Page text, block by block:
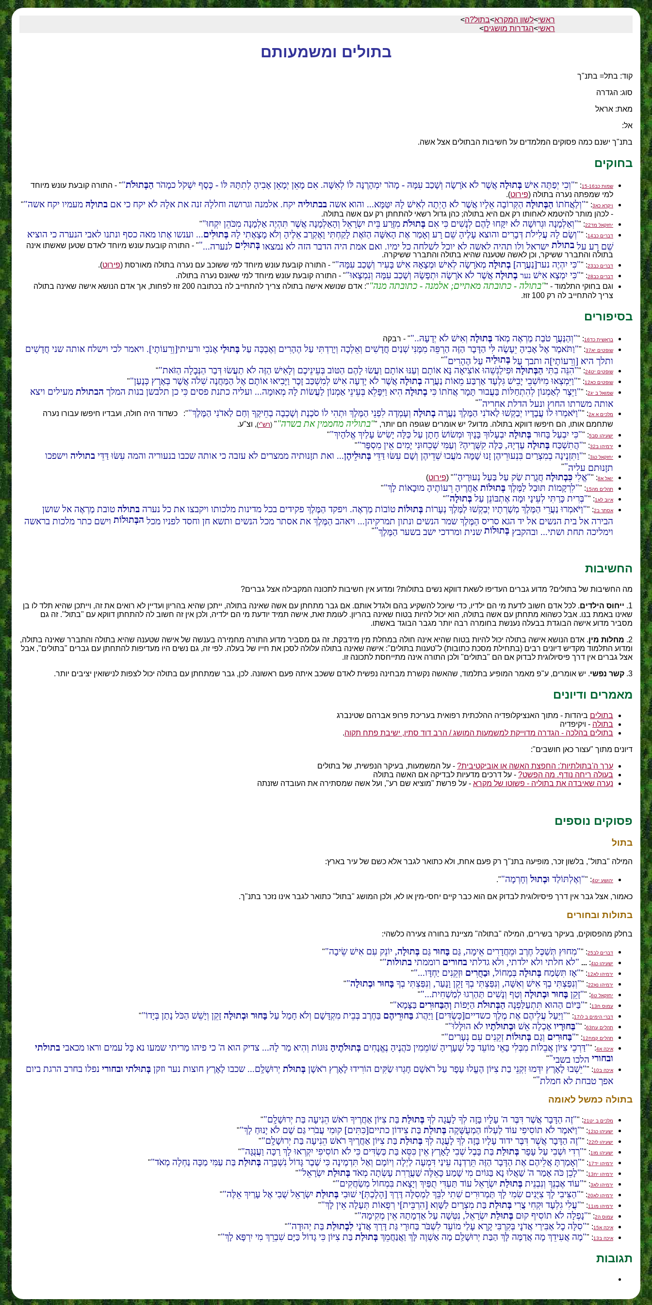
ראשי>לשון המקרא>בתול?ה>
ראשי>הגדרות מושגים>
בתולים ומשמעותם
קוד: בתל= בתנ"ך
סוג: הגדרה
מאת: אראל
אל:
בתנ"ך ישנם כמה פסוקים המלמדים על חשיבות הבתולים אצל אשה.
בחוקים
שמות כב15-16 : " וְכִי יְפַתֶּה אִישׁ בְּתוּלָה אֲשֶׁר לֹא אֹרָשָׂה וְשָׁכַב עִמָּהּ - מָהֹר יִמְהָרֶנָּה לּוֹ לְאִשָּׁה. אִם מָאֵן יְמָאֵן אָבִיהָ לְתִתָּהּ לּוֹ - כֶּסֶף יִשְׁקֹל כמָהֹר הַבְּתוּלֹת " - התורה קובעת עונש מיוחד
למי שמפתה נערה בתולה (פירוט).
ויקרא כא3 : " וְלַאֲחֹתוֹ הַבְּתוּלָה הַקְּרוֹבָה אֵלָיו אֲשֶׁר לֹא הָיְתָה לְאִישׁ לָהּ יִטַּמָּא... והוא אשה בבתוליה יקח. אלמנה וגרושה וחללָהּ זנה את אלָהּ לֹא יקח כי אם בתולָהּ מעמיו יקח אשה "
- לכהן מותר להיטמא לאחותו רק אם היא בתולה; כהן גדול רשאי להתחתן רק עם אשה בתולה.
יחזקאל מד22 : " וְאַלְמָנָה וּגְרוּשָׁה לֹא יִקָּחוּ לָהֶם לְנָשִׁים כִּי אִם בְּתוּלֹת מִזֶּרַע בֵּית יִשְׂרָאֵל וְהָאַלְמָנָה אֲשֶׁר תִּהְיֶה אַלְמָנָה מִכֹּהֵן יִקְחוּ "
דברים כב14 : " וְשָׂם לָהּ עֲלִילֹת דְּבָרִים והוצא עָלֶיהָ שֵׁם רָע וְאָמַר אֶת הָאִשָּׁה הַזֹּאֶת לָקַחְתִּי וָאֶקְרַב אֵלֶיהָ וְלֹא מָצָאֶתִי לָהּ בְּתוּלִים... וענשו אֶתו מאה כסף ונתנו לאבי הנערה כי הוציא
שֵׁם רָע על בתולת ישראל ולו תהיה לאשה לא יוכל לשלחה כל ימיו. ואם אמת היה הדבר הזה לא נמצאו בְּתוּלִים לנערה...
" - התורה קובעת עונש מיוחד לאדם שטען שאשתו אינה
בתולה והתברר ששיקר, וכן לאשה שטענה שהיא בתולה והתברר ששיקרה.
דברים כב23 : " כִּי יִהְיֶה נער[נַעֲרָה] בְתוּלָה מְאֹרָשָׂה לְאִישׁ וּמְצָאָהּ אִישׁ בָּעִיר וְשָׁכַב עִמָּהּ " - התורה קובעת עונש מיוחד למי ששוכב עם נערה בתולה מאורסת (פירוט).
דברים כב28 : " כִּי יִמְצָא אִישׁ נער בְתוּלָה אֲשֶׁר לֹא אֹרָשָׂה וּתְפָשָׂהּ וְשָׁכַב עִמָּהּ וְנִמְצָאוּ " - התורה קובעת עונש מיוחד למי שאונס נערה בתולה.
וגם בחוקי התלמוד - " בתולה - כתובתה מאתיים; אלמנה - כתובתה מנה
": אדם שנושא אישה בתולה צריך להתחייב לה בכתובה 200 זוז לפחות, אך אדם הנושא אישה שאינה בתולה
צריך להתחייב לה רק 100 זוז.
בסיפורים
בראשית כד16 : " וְהַנַּעֲרָ טֹבַת מַרְאֶה מְאֹד בְּתוּלָה וְאִישׁ לֹא יְדָעָהּ.. " - רבקה
שופטים יא37 : " וַתֹּאמֶר אֶל אָבִיהָ יֵעָשֶׂה לִּי הַדָּבָר הַזֶּה הַרְפֵּה מִמֶּנִּי שְׁנַיִם חֳדָשִׁים וְאֵלְכָה וְיָרַדְתִּי עַל הֶהָרִים וְאֶבְכֶּה עַל בְּתוּלַי אָנֹכִי ורעיתי[וְרֵעוֹתָי]. ויאמר לכי וישלח אותה שני חֳדָשִׁים
ותלך היא [וְרֵעוֹתָי]ה ותבך עַל בְּתוּלַיה עַל הֶהָרִים "
שופטים יט24 : " הִנֵּה בִתִּי הַבְּתוּלָה וּפִילַגְשֵׁהוּ אוֹצִיאָה נָּא אוֹתָם וְעַנּוּ אוֹתָם וַעֲשׂוּ לָהֶם הַטּוֹב בְּעֵינֵיכֶם וְלָאִישׁ הַזֶּה לֹא תַעֲשׂוּ דְּבַר הַנְּבָלָה הַזֹּאת "
שופטים כא12 : " וַיִּמְצְאוּ מִיּוֹשְׁבֵי יָבֵישׁ גִּלְעָד אַרְבַּע מֵאוֹת נַעֲרָה בְתוּלָה אֲשֶׁר לֹא יָדְעָה אִישׁ לְמִשְׁכַּב זָכָר וַיָּבִיאוּ אוֹתָם אֶל הַמַּחֲנֶה שִׁלֹה אֲשֶׁר בְּאֶרֶץ כְּנָעַן "
שמואל ב יג2 : " וַיֵּצֶר לְאַמְנוֹן לְהִתְחַלּוֹת בַּעֲבוּר תָּמָר אֲחֹתוֹ כִּי בְתוּלָה הִיא וַיִּפָּלֵא בְּעֵינֵי אַמְנוֹן לַעֲשׂוֹת לָהּ מְאוּמָה... ועליה כתנת פסים כִּי כן תלבשן בנות המלך הבתולת מעילים ויצא
אותה משרתו החוץ ונעל הדלת אחריה "
מלכים א א2 : " וַיֹּאמְרוּ לוֹ עֲבָדָיו יְבַקְשׁוּ לַאדֹנִי הַמֶּלֶךְ נַעֲרָה בְתוּלָה וְעָמְדָה לִפְנֵי הַמֶּלֶךְ וּתְהִי לוֹ סֹכֶנֶת וְשָׁכְבָה בְחֵיקֶךָ וְחַם לַאדֹנִי הַמֶּלֶךְ ": כשדוד היה חולה, ועבדיו חיפשו עבורו נערה
שתחמם אותו, הם חיפשו דווקא בתולה. מדוע? יש אומרים שגופה חם יותר, " בתוליה מחממין את בשרה "
(רש"י), וצ"ע.
ישעיהו סב5 : " כִּי יִבְעַל בָּחוּר בְּתוּלָה יִבְעָלוּךְ בָּנָיִךְ וּמְשׂוֹשׂ חָתָן עַל כַּלָּה יָשִׂישׂ עָלַיִךְ אֱלֹהָיִךְ "
ירמיהו ב32 : " הֲתִשְׁכַּח בְּתוּלָה עֶדְיָהּ, כַּלָּה קִשֻּׁרֶיהָ? וְעַמִּי שְׁכֵחוּנִי יָמִים אֵין מִסְפָּר "
יחזקאל כג3 : " וַתִּזְנֶינָה בְמִצְרַיִם בִּנְעוּרֵיהֶן זָנוּ שָׁמָּה מֹעֲכוּ שְׁדֵיהֶן וְשָׁם עִשּׂוּ דַּדֵּי בְּתוּלֵיהֶן... ואת תזָנוּתיה ממצרים לא עזבה כי אותה שכבו בנעוריה והמה עִשּׂוּ דַּדֵּי בתוליה וישפכו
תזָנוּתם עליה "
יואל א8 : " אֱלִי כִּבְתוּלָה חֲגֻרַת שַׂק עַל בַּעַל נְעוּרֶיהָ " (פירוט)
תהלים מה15 : " לִרְקָמוֹת תּוּבַל לַמֶּלֶךְ בְּתוּלוֹת אַחֲרֶיהָ רֵעוֹתֶיהָ מוּבָאוֹת לָךְ "
איוב לא1 : " בְּרִית כָּרַתִּי לְעֵינָי וּמָה אֶתְבּוֹנֵן עַל בְּתוּלָה "
אסתר ב2 : " וַיֹּאמְרוּ נַעֲרֵי הַמֶּלֶךְ מְשָׁרְתָיו יְבַקְשׁוּ לַמֶּלֶךְ נְעָרוֹת בְּתוּלוֹת טוֹבוֹת מַרְאֶה. ויפקד הַמֶּלֶךְ פקידים בכל מדינות מלכותו ויקבצו את כל נערה בתולה טובת מַרְאֶה אל שושן
הבירה אל בית הנשים אל יד הגא סריס הַמֶּלֶךְ שמר הנשים ונתון תמרקיהן... ויאהב הַמֶּלֶךְ את אסתר מכל הנשים ותשא חן וחסד לפניו מכל הבְּתוּלוֹת וישם כתר מלכות בראשה
וימליכה תחת ושתי... ובהקבץ בְּתוּלוֹת שנית ומרדכי ישב בשער הַמֶּלֶךְ "
החשיבות
מה החשיבות של בתולים? מדוע גברים העדיפו לשאת דווקא נשים בתולות? ומדוע אין חשיבות לתכונה המקבילה אצל גברים?
1. ייחוס הילדים. לכל אדם חשוב לדעת מי הם ילדיו, כדי שיוכל להשקיע בהם ולגדל אותם. אם גבר מתחתן עם אשה שאינה בתולה, ייתכן שהיא בהריון ועדיין לא רואים את זה, וייתכן שהיא תלד לו בן
שאינו באמת בנו. אבל כשהוא מתחתן עם אשה בתולה, הוא יכול להיות בטוח שאינה בהריון. לעומת זאת, אישה תמיד יודעת מי הם ילדיה, ולכן אין זה חשוב לה להתחתן דווקא עם "בתול". זה גם
מסביר מדוע אישה הבוגדת בבעלה נענשת בחומרה רבה יותר מגבר הבוגד באשתו.
2. מחלות מין. אדם הנושא אישה בתולה יכול להיות בטוח שהיא אינה חולה במחלת מין מידבקת. זה גם מסביר מדוע התורה מחמירה בענשה של אישה שטענה שהיא בתולה והתברר שאינה בתולה,
ומדוע התלמוד מקדיש דיונים רבים (בתחילת מסכת כתובות) ל"טענות בתולים": אישה שאינה בתולה עלולה לסכן את חייו של בעלה. לפי זה, גם נשים היו מעדיפות להתחתן עם גברים "בתולים", אבל
אצל גברים אין דרך פיסיולוגית לבדוק אם הם "בתולים" ולכן התורה אינה מתייחסת לתכונה זו.
3. קשר נפשי. יש אומרים, ע"פ מאמר המופיע בתלמוד, שהאשה נקשרת מבחינה נפשית לאדם ששכב איתה פעם ראשונה. לכן, גבר שמתחתן עם בתולה יכול לצפות לנישואין יציבים יותר.
מאמרים ודיונים
בתולים ביהדות - מתוך האנציקלופדיה ההלכתית רפואית בעריכת פרופ אברהם שטינברג
בתולה - ויקיפדיה
בתולים בהלכה - הגדרה מדוייקת למשמעות המושג / הרב דוד סתיו, ישיבת פתח תקוה.
דיונים מתוך "עצור כאן חושבים":
ערך ה'בתולתיות': החפצת האשה או אוביקטיבית? - על המשמעות, בעיקר הנפשית, של בתולים
בעולה ריחה נודף. מה הפשט? - על דרכים מדעיות לבדיקה אם האשה בתולה
נערה שאיבדה את בתוליה - פשוטו של מקרא - על פרשת "מוציא שם רע", ועל אשה שמסתירה את העובדה שזנתה
פסוקים נוספים
בתול
המילה "בתול", בלשון זכר, מופיעה בתנ"ך רק פעם אחת, ולא כתואר לגבר אלא כשם של עיר בארץ:
יהושע יט4 : " וְאֶלְתּוֹלַד וּבְתוּלוְחָרְמָה ".
כאמור, אצל גבר אין דרך פיסיולוגית לבדוק אם הוא כבר קיים יחסי-מין או לא, ולכן המושג "בתול" כתואר לגבר אינו נזכר בתנ"ך.
בתולות ובחורים
בחלק מהפסוקים, בעיקר בשירים, המילה "בתולה" מציינת בחורה צעירה כלשהי:
דברים לב25 : " מִחוּץ תְּשַׁכֶּל חֶרֶב וּמֵחֲדָרִים אֵימָה, גַּם בָּחוּר גַּם בְּתוּלָה, יוֹנֵק עִם אִישׁ שֵׂיבָה "
ישעיהו כג4 :
... לא חלתי ולא ילדתי, ולא גדלתי בחורים רוממתי בתולות "
ירמיהו לא12 : " אָז תִּשְׂמַח בְּתוּלָה בְּמָחוֹל, וּבַחֻרִים וּזְקֵנִים יַחְדָּו... "
ירמיהו נא22 : " וְנִפַּצְתִּי בְךָ אִישׁ וְאִשָּׁה, וְנִפַּצְתִּי בְךָ זָקֵן וָנָעַר, וְנִפַּצְתִּי בְךָ בָּחוּר וּבְתוּלָה "
יחזקאל ט6 : " זָקֵן בָּחוּר וּבְתוּלָה וְטַף וְנָשִׁים תַּהַרְגוּ לְמַשְׁחִית... "
עמוס ח13 : " בַּיּוֹם הַהוּא תִּתְעַלַּפְנָה הַבְּתוּלֹת הַיָּפוֹת וְהַבַּחוּרִים בַּצָּמָא "
דברי הימים ב לו17 : " וַיַּעַל עֲלֵיהֶם אֶת מֶלֶךְ כשדיים[כַּשְׂדִּים] וַיַּהֲרֹג בַּחוּרֵיהֶם בַּחֶרֶב בְּבֵית מִקְדָּשָׁם וְלֹא חָמַל עַל בָּחוּר וּבְתוּלָה זָקֵן וְיָשֵׁשׁ הַכֹּל נָתַן בְּיָדוֹ "
תהלים עח63 : " בַּחוּרָיו אָכְלָה אֵשׁ וּבְתוּלֹתָיו לֹא הוּלָּלוּ "
תהלים קמח12 : " בַּחוּרִים וְגַם בְּתוּלוֹת זְקֵנִים עִם נְעָרִים "
איכה א4 : " דַּרְכֵי צִיּוֹן אֲבֵלוֹת מִבְּלִי בָּאֵי מוֹעֵד כָּל שְׁעָרֶיהָ שׁוֹמֵמִין כֹּהֲנֶיהָ נֶאֱנָחִים בְּתוּלֹתֶיהָ נּוּגוֹת וְהִיא מַר לָהּ... צדיק הוא ה' כי פיהו מַריתי שמעו נא כָּל עמים וראו מכאבי בתולתי
ובחורי הלכו בשבי "
איכה ב10 : " יֵשְׁבוּ לָאָרֶץ יִדְּמוּ זִקְנֵי בַת צִיּוֹן הֶעֱלוּ עָפָר עַל רֹאשָׁם חָגְרוּ שַׂקִּים הוֹרִידוּ לָאָרֶץ רֹאשָׁן בְּתוּלֹת יְרוּשָׁלִָם... שכבו לָאָרֶץ חוצות נער וזקן בְּתוּלֹתי ובחורי נפלו בחרב הרגת ביום
אפך טבחת לא חמלת "
בתולה כמשל לאומה
מלכים ב יט21 : " זֶה הַדָּבָר אֲשֶׁר דִּבֶּר ה' עָלָיו בָּזָה לְךָ לָעֲגָה לְךָ בְּתוּלַת בַּת צִיּוֹן אַחֲרֶיךָ רֹאשׁ הֵנִיעָה בַּת יְרוּשָׁלִָם "
ישעיהו כג12 : " וַיֹּאמֶר לֹא תוֹסִיפִי עוֹד לַעְלוֹז הַמְעֻשָּׁקָה בְּתוּלַת בַּת צִידוֹן כתיים[כִּתִּים] קוּמִי עֲבֹרִי גַּם שָׁם לֹא יָנוּחַ לָךְ "
ישעיהו לז22 : " זֶה הַדָּבָר אֲשֶׁר דִּבֶּר ידוד עָלָיו בָּזָה לְךָ לָעֲגָה לְךָ בְּתוּלַת בַּת צִיּוֹן אַחֲרֶיךָ רֹאשׁ הֵנִיעָה בַּת יְרוּשָׁלִָם "
ישעיהו מז1 : " רְדִי וּשְׁבִי עַל עָפָר בְּתוּלַת בַּת בָּבֶל שְׁבִי לָאָרֶץ אֵין כִּסֵּא בַּת כַּשְׂדִּים כִּי לֹא תוֹסִיפִי יִקְרְאוּ לָךְ רַכָּה וַעֲנֻגָּה "
ירמיהו יד17 : " וְאָמַרְתָּ אֲלֵיהֶם אֶת הַדָּבָר הַזֶּה תֵּרַדְנָה עֵינַי דִּמְעָה לַיְלָה וְיוֹמָם וְאַל תִּדְמֶינָה כִּי שֶׁבֶר גָּדוֹל נִשְׁבְּרָה בְּתוּלַת בַּת עַמִּי מַכָּה נַחְלָה מְאֹד "
ירמיהו יח13 : " לָכֵן כֹּה אָמַר ה' שַׁאֲלוּ נָא בַּגּוֹיִם מִי שָׁמַע כָּאֵלֶּה שַׁעֲרֻרִת עָשְׂתָה מְאֹד בְּתוּלַת יִשְׂרָאֵל "
ירמיהו לא3 : " עוֹד אֶבְנֵךְ וְנִבְנֵית בְּתוּלַת יִשְׂרָאֵל עוֹד תַּעְדִּי תֻפַּיִךְ וְיָצָאת בִּמְחוֹל מְשַׂחֲקִים "
ירמיהו לא20 : " הַצִּיבִי לָךְ צִיֻּנִים שִׂמִי לָךְ תַּמְרוּרִים שִׁתִי לִבֵּךְ לַמְסִלָּה דֶּרֶךְ [הָלָכְתְּ]י שׁוּבִי בְּתוּלַת יִשְׂרָאֵל שֻׁבִי אֶל עָרַיִךְ אֵלֶּה "
ירמיהו מו11 : " עֲלִי גִלְעָד וּקְחִי צֳרִי בְּתוּלַת בַּת מִצְרָיִם לַשָּׁוְא [הִרְבֵּית]י רְפֻאוֹת תְּעָלָה אֵין לָךְ "
עמוס ה2 : " נָפְלָה לֹא תוֹסִיף קוּם בְּתוּלַת יִשְׂרָאֵל, נִטְּשָׁה עַל אַדְמָתָהּ אֵין מְקִימָהּ "
איכה א15 : " סִלָּה כָל אַבִּירַי אֲדֹנָי בְּקִרְבִּי קָרָא עָלַי מוֹעֵד לִשְׁבֹּר בַּחוּרָי גַּת דָּרַךְ אֲדֹנָי לִבְתוּלַת בַּת יְהוּדָה "
איכה ב13 : " מָה אֲעִידֵךְ מָה אֲדַמֶּה לָּךְ הַבַּת יְרוּשָׁלִַם מָה אַשְׁוֶה לָּךְ וַאֲנַחֲמֵךְ בְּתוּלַת בַּת צִיּוֹן כִּי גָדוֹל כַּיָּם שִׁבְרֵךְ מִי יִרְפָּא לָךְ "
תגובות